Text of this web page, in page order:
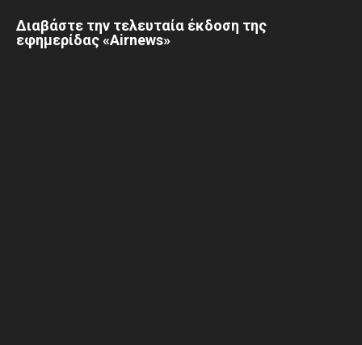
Διαβάστε την τελευταία έκδοση της
εφημερίδας «Airnews»